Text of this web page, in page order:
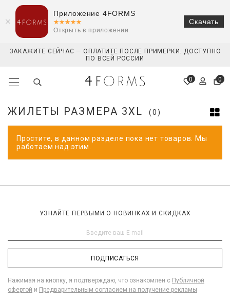
ЗАКАЖИТЕ СЕЙЧАС — ОПЛАТИТЕ ПОСЛЕ ПРИМЕРКИ. ДОСТУПНО
ПО ВСЕЙ РОССИИ
0 0
ЖИЛЕТЫ РАЗМЕРА 3XL (0)
Простите, в данном разделе пока нет товаров. Мы
работаем над этим.
УЗНАЙТЕ ПЕРВЫМИ О НОВИНКАХ И СКИДКАХ
ПОДПИСАТЬСЯ
Нажимая на кнопку, я подтверждаю, что ознакомлен с Публичной
офертой и Предварительным согласием на получение рекламы
Приложение 4FORMS
Открыть в приложении
Скачать